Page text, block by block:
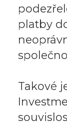
platby
Takové